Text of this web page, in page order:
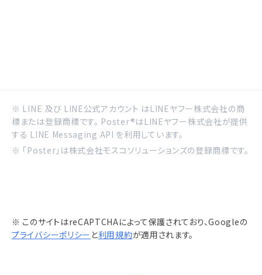
※ LINE 及び LINE公式アカウント はLINEヤフー株式会社の商
標または登録商標です。 Poster®はLINEヤフー株式会社が提供
する LINE Messaging API を利用しています。
※ 「Poster」は株式会社モスコソリューションズの登録商標です。
※ このサイトはreCAPTCHAによって保護されており、Googleの
プライバシーポリシー と利用規約が適用されます。